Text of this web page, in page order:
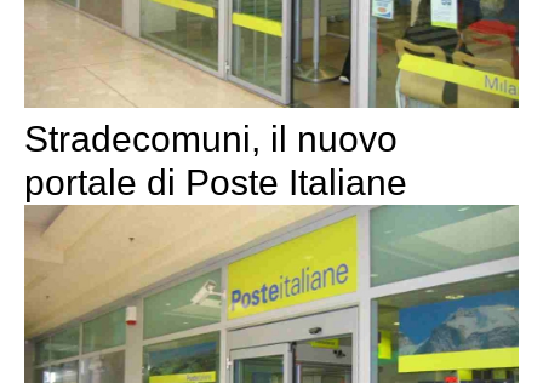
Stradecomuni, il nuovo
portale di Poste Italiane